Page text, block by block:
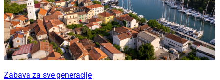
Zabava za sve generacije